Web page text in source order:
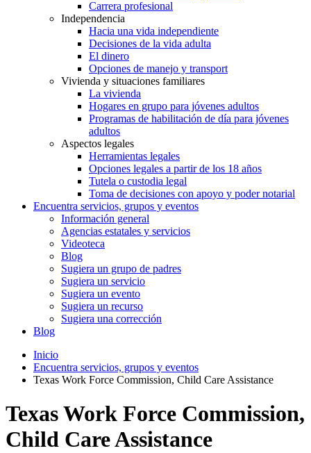
Carrera profesional
Independencia
Hacia una vida independiente
Decisiones de la vida adulta
El dinero
Opciones de manejo y transport
Vivienda y situaciones familiares
La vivienda
Hogares en grupo para jóvenes adultos
Programas de habilitación de día para jóvenes
adultos
Aspectos legales
Herramientas legales
Opciones legales a partir de los 18 años
Tutela o custodia legal
Toma de decisiones con apoyo y poder notarial
Encuentra servicios, grupos y eventos
Información general
Agencias estatales y servicios
Videoteca
Blog
Sugiera un grupo de padres
Sugiera un servicio
Sugiera un evento
Sugiera un recurso
Sugiera una corrección
Blog
Inicio
Encuentra servicios, grupos y eventos
Texas Work Force Commission, Child Care Assistance
Texas Work Force Commission,
Child Care Assistance